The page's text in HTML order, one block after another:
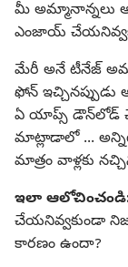
మీ అమ్మానాన్నలు
ఎంజాయ్‌
మేరీ అనే టీనేజ్‌
ఫోన్‌
ఏ యాప్స్‌ డౌన్‌లోడ్‌
మాట్లాడాలో ...
మాత్రం వాళ్లకు
ఇలా
చేయనివ్వకుండా
కారణం ఉందా?